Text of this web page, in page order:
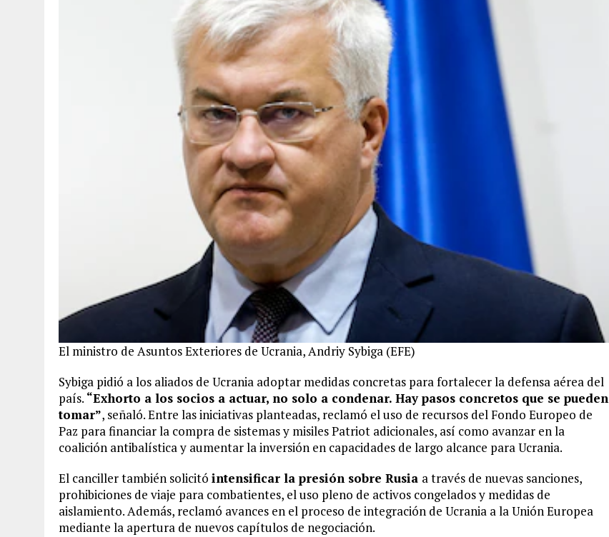
El ministro de Asuntos Exteriores de Ucrania, Andriy Sybiga (EFE)
Sybiga pidió a los aliados de Ucrania adoptar medidas concretas para fortalecer la defensa aérea del
país. “Exhorto a los socios a actuar, no solo a condenar. Hay pasos concretos que se pueden
tomar”, señaló. Entre las iniciativas planteadas, reclamó el uso de recursos del Fondo Europeo de
Paz para financiar la compra de sistemas y misiles Patriot adicionales, así como avanzar en la
coalición antibalística y aumentar la inversión en capacidades de largo alcance para Ucrania.
El canciller también solicitó intensificar la presión sobre Rusia a través de nuevas sanciones,
prohibiciones de viaje para combatientes, el uso pleno de activos congelados y medidas de
aislamiento. Además, reclamó avances en el proceso de integración de Ucrania a la Unión Europea
mediante la apertura de nuevos capítulos de negociación.